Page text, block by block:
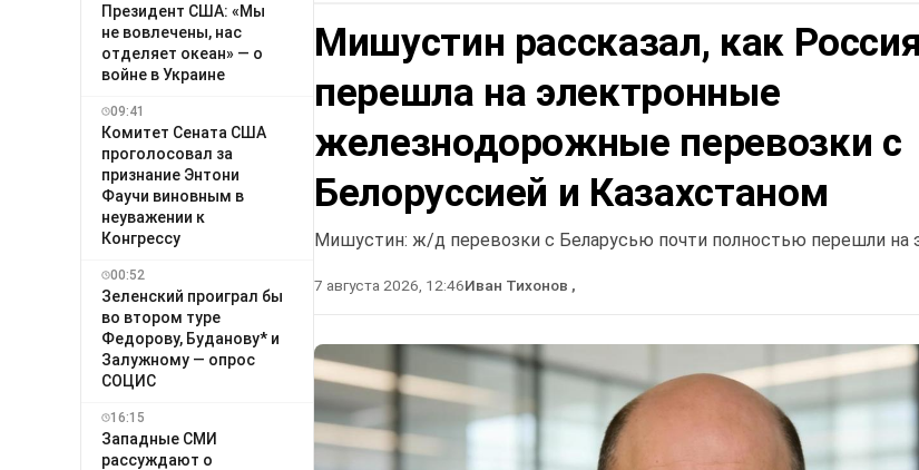
Президент США: «Мы
не вовлечены, нас
отделяет океан» — о
войне в Украине
09:41
Комитет Сената США
проголосовал за
признание Энтони
Фаучи виновным в
неуважении к
Конгрессу
00:52
Зеленский проиграл бы
во втором туре
Федорову, Буданову* и
Залужному — опрос
СОЦИС
16:15
Западные СМИ
рассуждают о
Мишустин рассказал, как Россия
перешла на электронные
железнодорожные перевозки с
Белоруссией и Казахстаном
Мишустин: ж/д перевозки с Беларусью почти полностью перешли на
7 августа 2026, 12:46Иван Тихонов ,